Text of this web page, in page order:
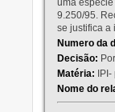
uma
9.250/95.
se justifica a
Numero da
Decisão:
Matéria:
Nome do